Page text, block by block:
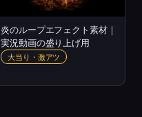
炎のループエフェクト素材｜
実況動画の盛り上げ用
大当り・激アツ